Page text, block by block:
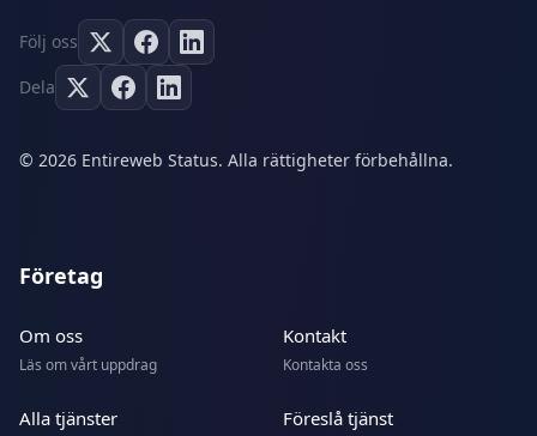
Följ oss
Dela
© 2026 Entireweb Status. Alla rättigheter förbehållna.
Företag
Om oss
Läs om vårt uppdrag
Kontakt
Kontakta oss
Alla tjänster Föreslå tjänst